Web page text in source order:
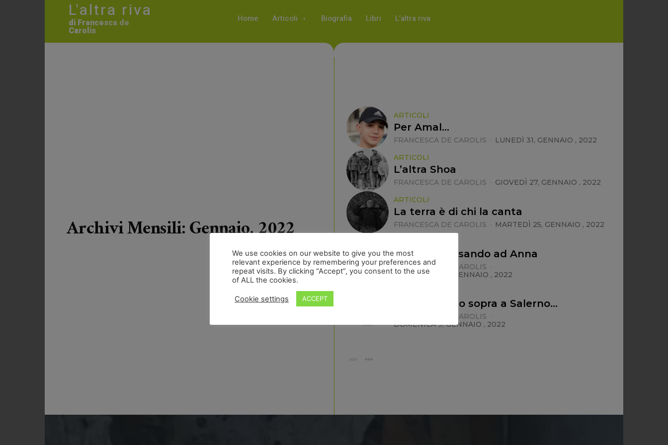
L'altra riva
di Francesca de
Carolis
Home Articoli Biografia Libri L’altra riva
Archivi Mensili: Gennaio, 2022
ARTICOLI
Per Amal…
FRANCESCA DE CAROLIS - LUNEDÌ 31, GENNAIO , 2022
ARTICOLI
L’altra Shoa
FRANCESCA DE CAROLIS - GIOVEDÌ 27, GENNAIO , 2022
ARTICOLI
La terra è di chi la canta
FRANCESCA DE CAROLIS - MARTEDÌ 25, GENNAIO , 2022
Correvo pensando ad Anna
FRANCESCA DE CAROLIS -
MERCOLEDÌ 12, GENNAIO , 2022
C’è un angelo sopra a Salerno…
FRANCESCA DE CAROLIS -
DOMENICA 9, GENNAIO , 2022
We use cookies on our website to give you the most
relevant experience by remembering your preferences and
repeat visits. By clicking “Accept”, you consent to the use
of ALL the cookies.
Cookie settings ACCEPT